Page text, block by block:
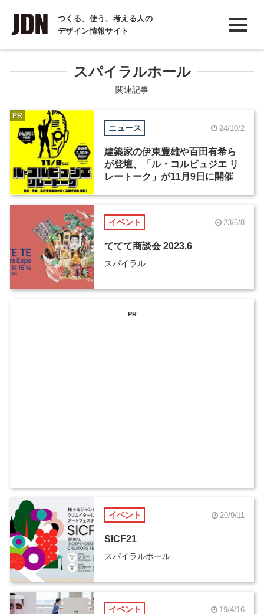
つくる、使う、考える人の
デザイン情報サイト
INTERVIEW
インタビュー
REPORT
COLUMN
コラム
スパイラルホール
関連記事
ニュース 24/10/2
建築家の伊東豊雄や百田有希ら
が登壇、「ル・コルビュジエ リ
レートーク」が11月9日に開催
PR
イベント 23/6/8
ててて商談会 2023.6
スパイラル
PR
イベント 20/9/11
SICF21
スパイラルホール
イベント 19/4/16